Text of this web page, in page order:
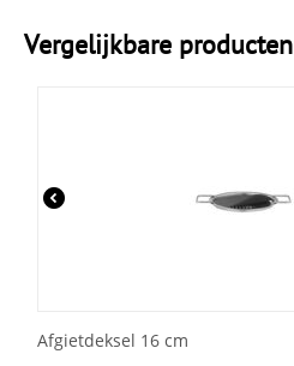
Vergelijkbare producten
Afgietdeksel 16 cm